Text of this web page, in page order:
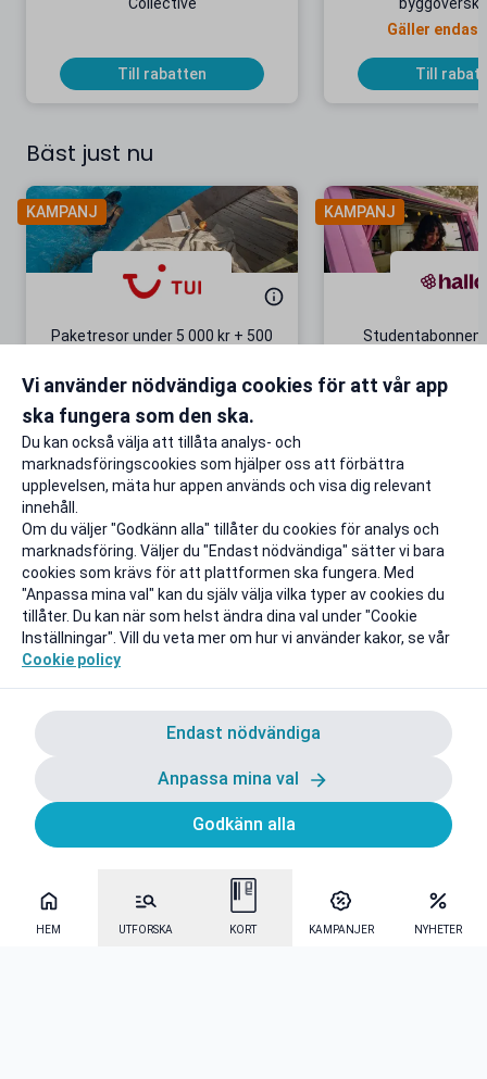
HEM UTFORSKA KORT KAMPANJER NYHETER
Till rabatten
Gäller
Till
Bäst just nu
KAMPANJ
Paketresor under 5 000 kr + 500
Gäller även på redan prissänkta
Till rabatten
KAMPANJ
+ 20 GB
Vi använder nödvändiga cookies för att vår app
ska fungera som den ska.
Du kan också välja att tillåta analys- och
marknadsföringscookies som hjälper oss att förbättra
upplevelsen, mäta hur appen används och visa dig relevant
innehåll.
Om du väljer "Godkänn alla" tillåter du cookies för analys och
marknadsföring. Väljer du "Endast nödvändiga" sätter vi bara
cookies som krävs för att plattformen ska fungera. Med
"Anpassa mina val" kan du själv välja vilka typer av cookies du
tillåter. Du kan när som helst ändra dina val under "Cookie
Inställningar". Vill du veta mer om hur vi använder kakor, se vår
Cookie policy
Endast nödvändiga
Anpassa mina val
Godkänn alla